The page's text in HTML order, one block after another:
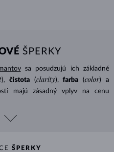
ŠPERKY
sa posudzujú ich základné
), čistota (clarity), farba (color) a
majú zásadný vplyv na cenu
ŠPERKY